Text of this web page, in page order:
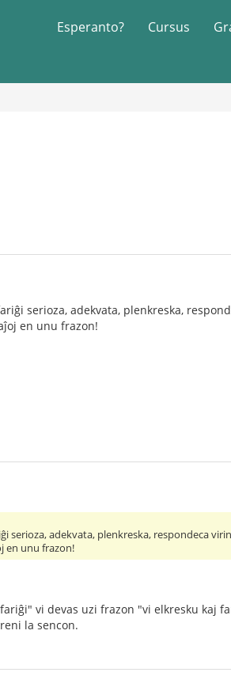
Esperanto? Cursus
serioza, adekvata, plenkreska,
en unu frazon!
serioza, adekvata, plenkreska, respondeca
en unu frazon!
vi devas uzi frazon "vi elkresku kaj
la sencon.